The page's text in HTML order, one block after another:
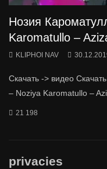
Нозия
Karomatullo –
KLIPHOI NAV
Скачать -> видео
– Noziya Karomatullo –
21 198
privacies